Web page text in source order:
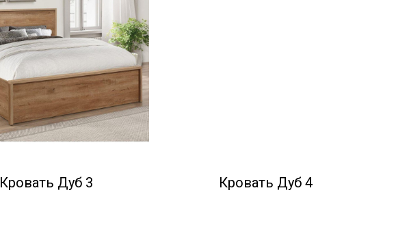
Кровать Дуб 3 Кровать Дуб 4